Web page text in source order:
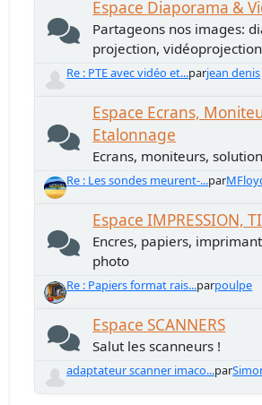
Espace Diaporama &
Partageons nos images:
projection, vidéoprojection
Re : PTE avec vidéo et...parjean denis
Espace Ecrans,
Etalonnage
Ecrans, moniteurs,
Re : Les sondes meurent-...par
Espace IMPRESSION,
Encres, papiers,
photo
Re : Papiers format rais...parpoulpe
Espace SCANNERS
Salut les scanneurs !
adaptateur scanner imaco...par